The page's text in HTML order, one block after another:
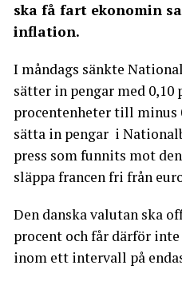
ska få fart ekonomin
inflation.
I måndags sänkte
sätter in pengar med 0,10
procentenheter till minus
sätta in pengar i
press som funnits mot
släppa francen fri från
Den danska valutan ska
procent och får därför
inom ett intervall på